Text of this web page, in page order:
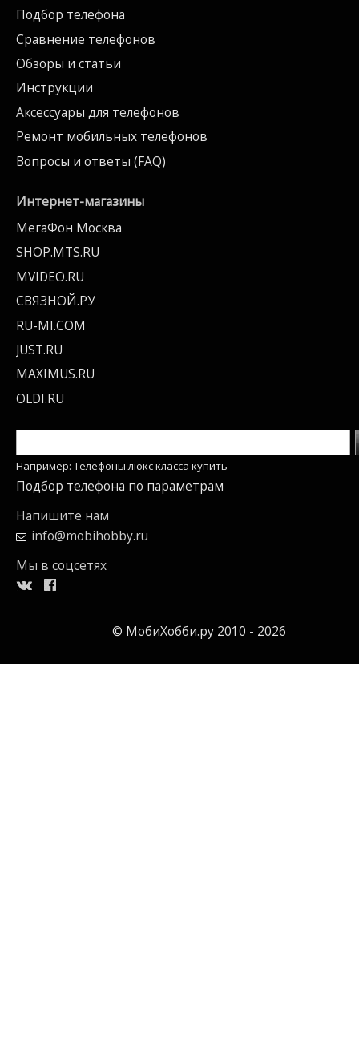
Подбор телефона
Сравнение телефонов
Обзоры и статьи
Инструкции
Аксессуары для телефонов
Ремонт мобильных телефонов
Вопросы и ответы (FAQ)
Интернет-магазины
МегаФон Москва
SHOP.MTS.RU
MVIDEO.RU
СВЯЗНОЙ.РУ
RU-MI.COM
JUST.RU
MAXIMUS.RU
OLDI.RU
Например: Телефоны люкс класса купить
Подбор телефона по параметрам
Напишите нам
info@mobihobby.ru
Мы в соцсетях
© МобиХобби.ру 2010 - 2026